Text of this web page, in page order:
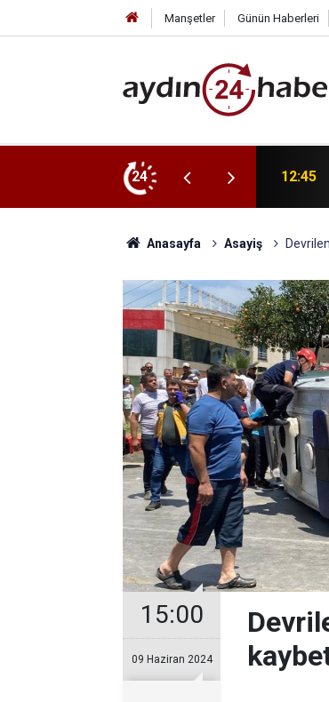
Manşetler Günün Haberleri
24 12:27
Anasayfa Asayiş
15:00
09 Haziran 2024